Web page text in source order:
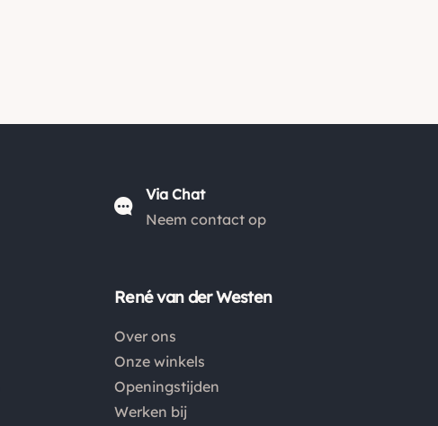
Via Chat
Neem contact op
René van der Westen
Over ons
Onze winkels
Openingstijden
Werken bij